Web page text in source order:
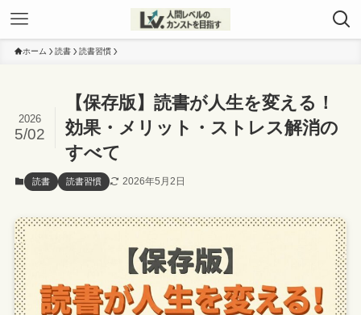
ホーム 読書 読書習慣
【保存版】読書が人生を変える！
効果・メリット・ストレス解消の
すべて
2026
5/02
読書 読書習慣 2026年5月2日